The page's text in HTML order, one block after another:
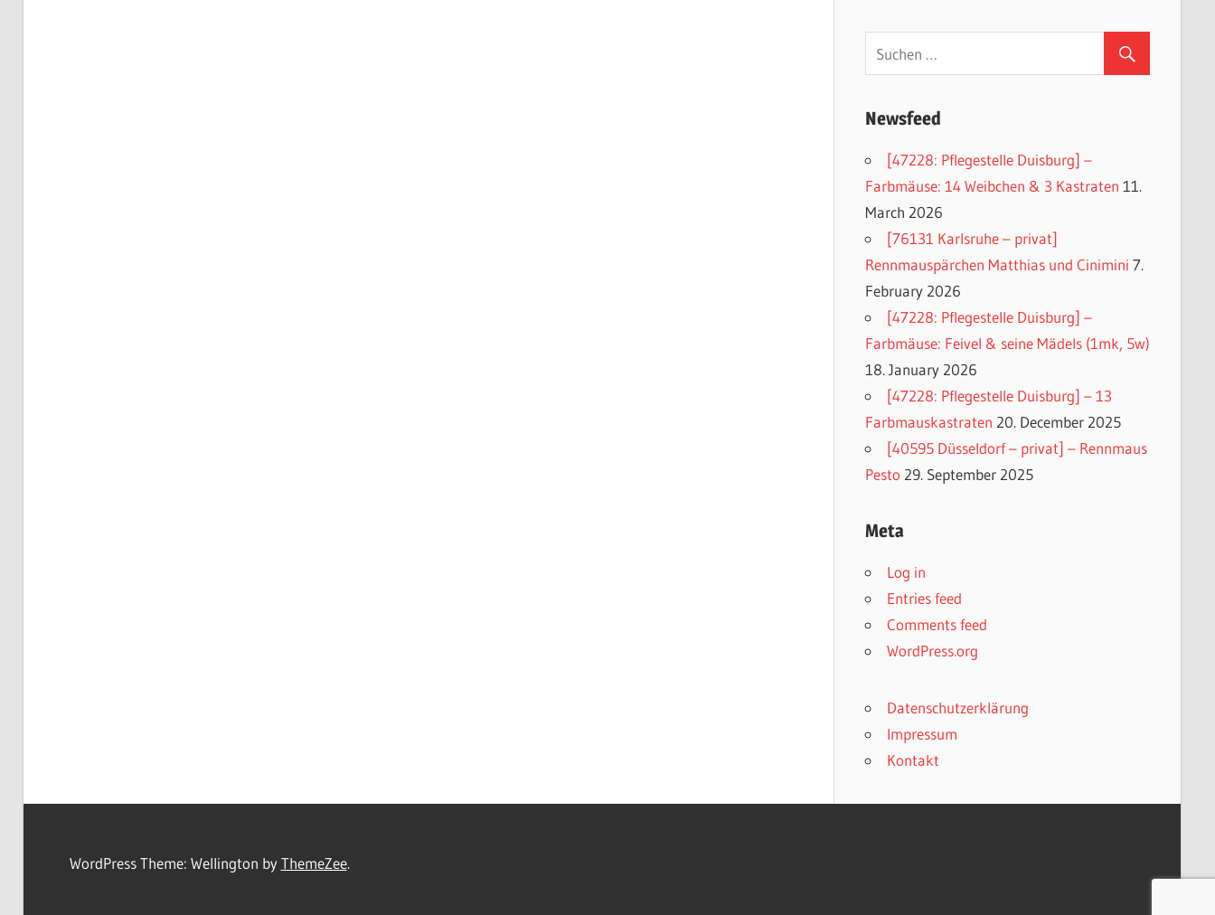
Newsfeed
[47228: Pflegestelle Duisburg] –
Farbmäuse: 14 Weibchen & 3 Kastraten 11.
March 2026
[76131 Karlsruhe – privat]
Rennmauspärchen Matthias und Cinimini 7.
February 2026
[47228: Pflegestelle Duisburg] –
Farbmäuse: Feivel & seine Mädels (1mk, 5w)
18. January 2026
[47228: Pflegestelle Duisburg] – 13
Farbmauskastraten 20. December 2025
[40595 Düsseldorf – privat] – Rennmaus
Pesto 29. September 2025
Meta
Log in
Entries feed
Comments feed
WordPress.org
Datenschutzerklärung
Impressum
Kontakt
WordPress Theme: Wellington byThemeZee.